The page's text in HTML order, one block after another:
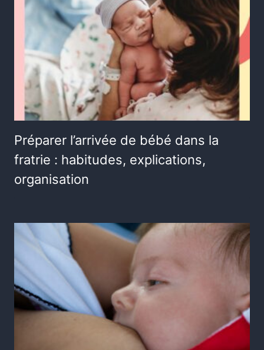
Préparer l’arrivée de bébé dans la
fratrie : habitudes, explications,
organisation